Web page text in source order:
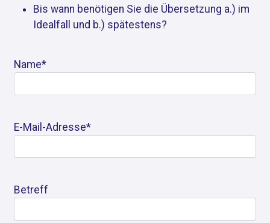
Bis wann benötigen Sie die Übersetzung a.) im
Idealfall und b.) spätestens?
Name*
E-Mail-Adresse*
Betreff